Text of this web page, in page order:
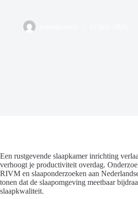
Een rustgevende slaapkamer inrichting
verhoogt je productiviteit overdag.
RIVM en slaaponderzoeken aan
tonen dat de slaapomgeving meetbaar
slaapkwaliteit.